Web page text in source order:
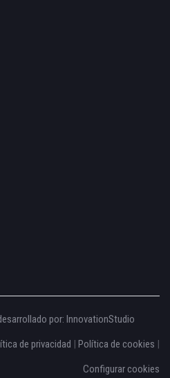
por: InnovationStudio
de privacidad | Política de cookies |
Configurar cookies